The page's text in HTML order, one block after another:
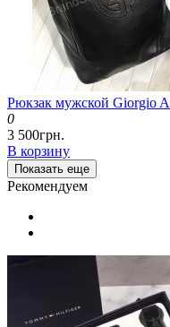
Рюкзак мужской Giorgio
0
3 500грн.
В корзину
Показать еще
Рекомендуем